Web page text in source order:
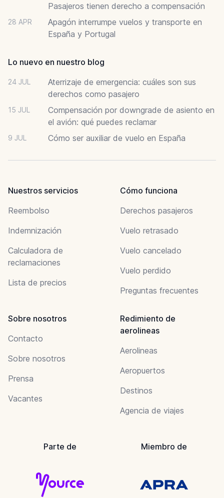
Pasajeros tienen derecho a compensación
28 APR
Apagón interrumpe vuelos y transporte en
España y Portugal
Lo nuevo en nuestro blog
24 JUL
Aterrizaje de emergencia: cuáles son sus
derechos como pasajero
15 JUL
Compensación por downgrade de asiento en
el avión: qué puedes reclamar
9 JUL Cómo ser auxiliar de vuelo en España
Nuestros servicios
Reembolso
Indemnización
Calculadora de
reclamaciones
Lista de precios
Cómo funciona
Derechos pasajeros
Vuelo retrasado
Vuelo cancelado
Vuelo perdido
Preguntas frecuentes
Sobre nosotros
Contacto
Sobre nosotros
Prensa
Vacantes
Redimiento de
aerolineas
Aerolineas
Aeropuertos
Destinos
Agencia de viajes
Parte de Miembro de